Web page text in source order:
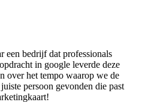
een bedrijf dat professionals
in google leverde deze
over het tempo waarop we de
persoon gevonden die past